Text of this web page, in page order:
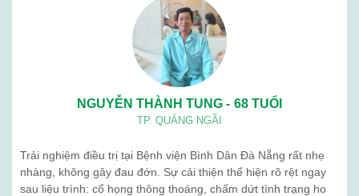
NGUYỄN THÀNH TUNG - 68 TUỔI
TP. QUẢNG NGÃI
Trải nghiệm điều trị tại Bệnh viện Bình Dân Đà Nẵng rất nhẹ
nhàng, không gây đau đớn. Sự cải thiện thể hiện rõ rệt ngay
sau liệu trình: cổ họng thông thoáng, chấm dứt tình trạng ho